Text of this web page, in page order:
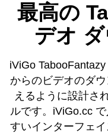
最高の
デオ
iViGo
からのビデオのダ
えるように設計さ
ルです。iViGo.cc
すいインターフェ